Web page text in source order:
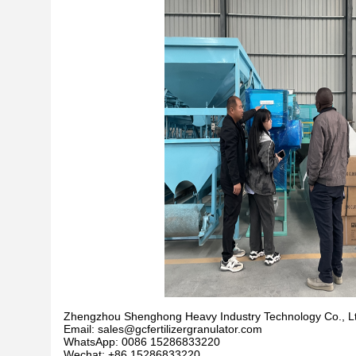
Zhengzhou Shenghong Heavy Industry Technology Co.,
Email: sales@gcfertilizergranulator.com
WhatsApp: 0086 15286833220